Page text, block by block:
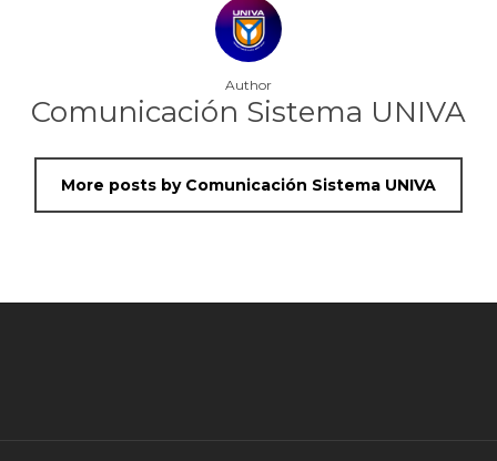
Author
Comunicación Sistema UNIVA
More posts by Comunicación Sistema UNIVA